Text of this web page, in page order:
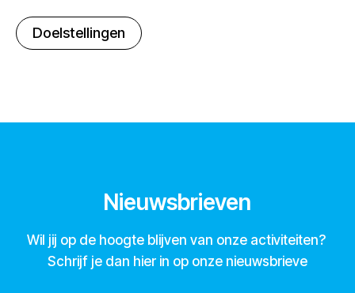
Doelstellingen
Nieuwsbrieven
Wil jij op de hoogte blijven van onze activiteiten?
Schrijf je dan hier in op onze nieuwsbrieve